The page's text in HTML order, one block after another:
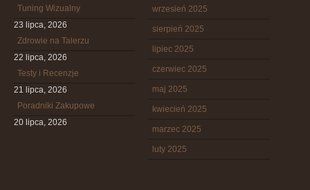
Tuning Wizualny
23 lipca, 2026
Zdrowie na Talerzu
22 lipca, 2026
Testy i Recenzje
21 lipca, 2026
Poradniki Zakupowe
20 lipca, 2026
wrzesień 2025
sierpień 2025
lipiec 2025
czerwiec 2025
maj 2025
kwiecień 2025
marzec 2025
luty 2025